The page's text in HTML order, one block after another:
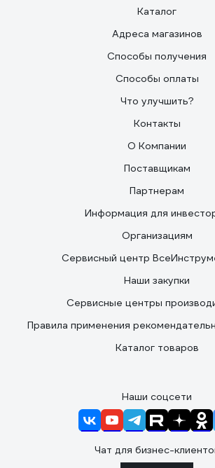
Каталог
Адреса магазинов
Способы получения
Способы оплаты
Что улучшить?
Контакты
О Компании
Поставщикам
Партнерам
Информация для
Организациям
Сервисный центр
Наши закупки
Сервисные центры
Правила применения
Каталог товаров
Наши соцсети
Чат для бизнес-